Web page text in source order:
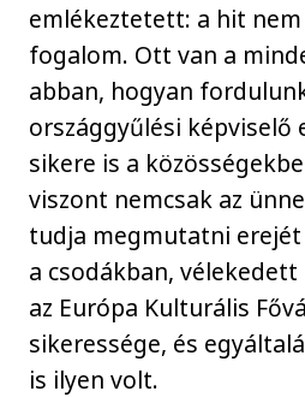
emlékeztetett: a hit
fogalom. Ott van a
abban, hogyan
országgyűlési képviselő
sikere is a
viszont nemcsak az
tudja megmutatni
a csodákban,
az Európa Kulturális
sikeressége, és
is ilyen volt.